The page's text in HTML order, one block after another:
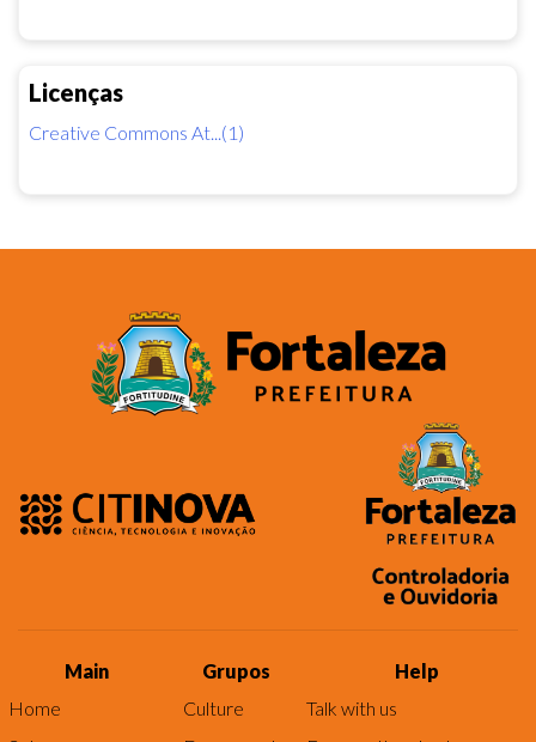
Licenças
Creative Commons At...(1)
Main
Home
Grupos
Culture
Help
Talk with us